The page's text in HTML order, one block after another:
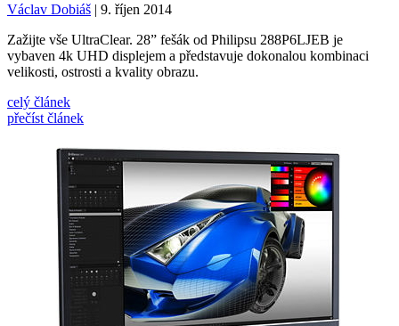
Václav Dobiáš | 9. říjen 2014
Zažijte vše UltraClear. 28” fešák od Philipsu 288P6LJEB je
vybaven 4k UHD displejem a představuje dokonalou kombinaci
velikosti, ostrosti a kvality obrazu.
celý článek
přečíst článek